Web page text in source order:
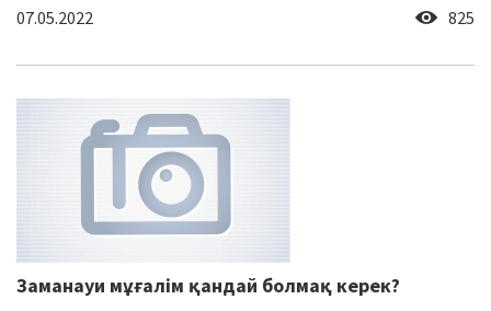
07.05.2022 825
Заманауи мұғалім қандай болмақ керек?